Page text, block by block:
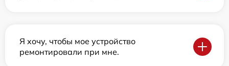
Я хочу, чтобы мое устройство
ремонтировали при мне.